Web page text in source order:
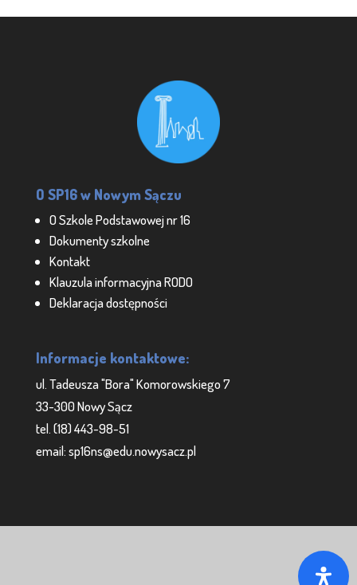
O SP16 w Nowym Sączu
O Szkole Podstawowej nr 16
Dokumenty szkolne
Kontakt
Klauzula informacyjna RODO
Deklaracja dostępności
Informacje kontaktowe:
ul. Tadeusza "Bora" Komorowskiego 7
33-300 Nowy Sącz
tel. (18) 443-98-51
email: sp16ns@edu.nowysacz.pl